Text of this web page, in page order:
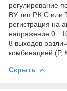
регулирование
ВУ тип Р,К,С или
регистрация на
напряжение
8 выходов
комбинацией (Р,
Скрыть